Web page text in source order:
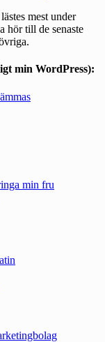
mest under
hör till de senaste
min WordPress):
min fru